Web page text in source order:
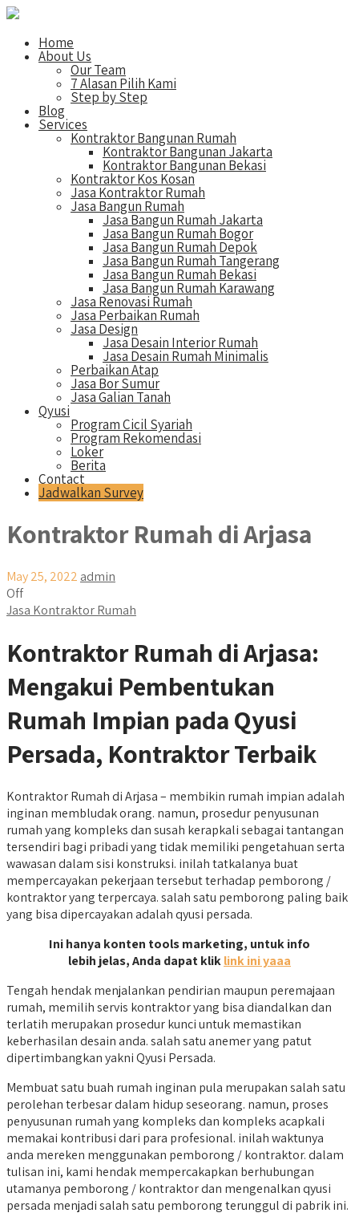
Home
About Us
Our Team
7 Alasan Pilih Kami
Step by Step
Blog
Services
Kontraktor Bangunan Rumah
Kontraktor Bangunan Jakarta
Kontraktor Bangunan Bekasi
Kontraktor Kos Kosan
Jasa Kontraktor Rumah
Jasa Bangun Rumah
Jasa Bangun Rumah Jakarta
Jasa Bangun Rumah Bogor
Jasa Bangun Rumah Depok
Jasa Bangun Rumah Tangerang
Jasa Bangun Rumah Bekasi
Jasa Bangun Rumah Karawang
Jasa Renovasi Rumah
Jasa Perbaikan Rumah
Jasa Design
Jasa Desain Interior Rumah
Jasa Desain Rumah Minimalis
Perbaikan Atap
Jasa Bor Sumur
Jasa Galian Tanah
Qyusi
Program Cicil Syariah
Program Rekomendasi
Loker
Berita
Contact
Jadwalkan Survey
Kontraktor Rumah di Arjasa
May 25, 2022 admin
Off
Jasa Kontraktor Rumah
Kontraktor Rumah di Arjasa:
Mengakui Pembentukan
Rumah Impian pada Qyusi
Persada, Kontraktor Terbaik
Kontraktor Rumah di Arjasa – membikin rumah impian adalah
inginan membludak orang. namun, prosedur penyusunan
rumah yang kompleks dan susah kerapkali sebagai tantangan
tersendiri bagi pribadi yang tidak memiliki pengetahuan serta
wawasan dalam sisi konstruksi. inilah tatkalanya buat
mempercayakan pekerjaan tersebut terhadap pemborong /
kontraktor yang terpercaya. salah satu pemborong paling baik
yang bisa dipercayakan adalah qyusi persada.
Ini hanya konten tools marketing, untuk info
lebih jelas, Anda dapat kliklink ini yaaa
Tengah hendak menjalankan pendirian maupun peremajaan
rumah, memilih servis kontraktor yang bisa diandalkan dan
terlatih merupakan prosedur kunci untuk memastikan
keberhasilan desain anda. salah satu anemer yang patut
dipertimbangkan yakni Qyusi Persada.
Membuat satu buah rumah inginan pula merupakan salah satu
perolehan terbesar dalam hidup seseorang. namun, proses
penyusunan rumah yang kompleks dan kompleks acapkali
memakai kontribusi dari para profesional. inilah waktunya
anda mereken menggunakan pemborong / kontraktor. dalam
tulisan ini, kami hendak mempercakapkan berhubungan
utamanya pemborong / kontraktor dan mengenalkan qyusi
persada menjadi salah satu pemborong terunggul di pabrik ini.